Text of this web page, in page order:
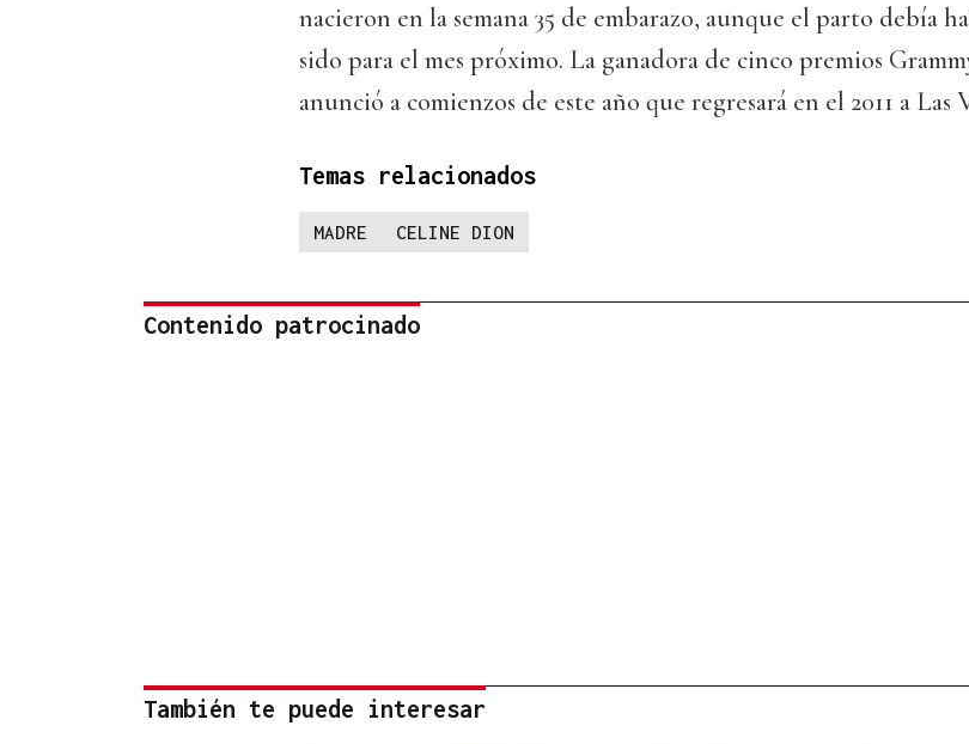
nacieron en la semana 35 de embarazo, aunque el parto debía
sido para el mes próximo. La ganadora de cinco premios
anunció a comienzos de este año que regresará en el 2011 a Las
Temas relacionados
MADRE CELINE DION
Contenido patrocinado
También te puede interesar